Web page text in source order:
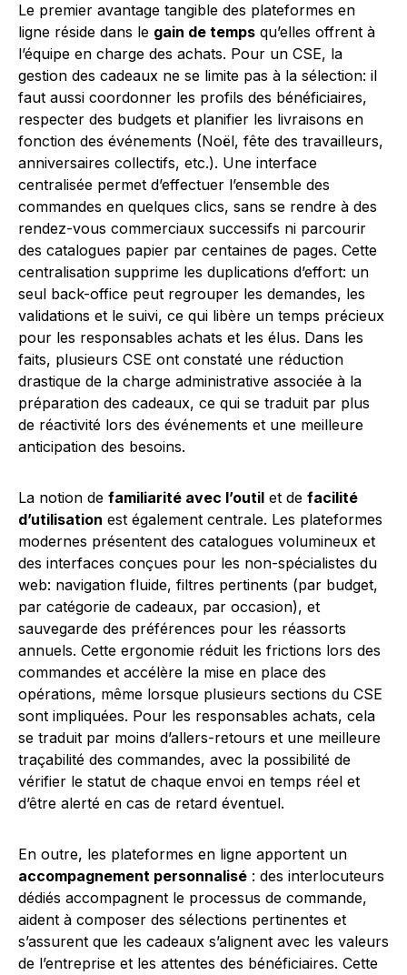
Le premier avantage tangible des plateformes en
ligne réside dans le gain de temps qu’elles offrent à
l’équipe en charge des achats. Pour un CSE, la
gestion des cadeaux ne se limite pas à la sélection: il
faut aussi coordonner les profils des bénéficiaires,
respecter des budgets et planifier les livraisons en
fonction des événements (Noël, fête des travailleurs,
anniversaires collectifs, etc.). Une interface
centralisée permet d’effectuer l’ensemble des
commandes en quelques clics, sans se rendre à des
rendez-vous commerciaux successifs ni parcourir
des catalogues papier par centaines de pages. Cette
centralisation supprime les duplications d’effort: un
seul back-office peut regrouper les demandes, les
validations et le suivi, ce qui libère un temps précieux
pour les responsables achats et les élus. Dans les
faits, plusieurs CSE ont constaté une réduction
drastique de la charge administrative associée à la
préparation des cadeaux, ce qui se traduit par plus
de réactivité lors des événements et une meilleure
anticipation des besoins.
La notion de familiarité avec l’outil et de facilité
d’utilisation est également centrale. Les plateformes
modernes présentent des catalogues volumineux et
des interfaces conçues pour les non-spécialistes du
web: navigation fluide, filtres pertinents (par budget,
par catégorie de cadeaux, par occasion), et
sauvegarde des préférences pour les réassorts
annuels. Cette ergonomie réduit les frictions lors des
commandes et accélère la mise en place des
opérations, même lorsque plusieurs sections du CSE
sont impliquées. Pour les responsables achats, cela
se traduit par moins d’allers-retours et une meilleure
traçabilité des commandes, avec la possibilité de
vérifier le statut de chaque envoi en temps réel et
d’être alerté en cas de retard éventuel.
En outre, les plateformes en ligne apportent un
accompagnement personnalisé : des interlocuteurs
dédiés accompagnent le processus de commande,
aident à composer des sélections pertinentes et
s’assurent que les cadeaux s’alignent avec les valeurs
de l’entreprise et les attentes des bénéficiaires. Cette